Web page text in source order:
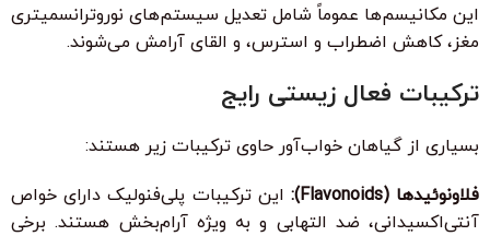
این مکانیسم‌ها عموماً شامل تعدیل سیستم‌های نوروترانسمیتری
مغز، کاهش اضطراب و استرس، و القای آرامش می‌شوند.
ترکیبات فعال زیستی رایج
بسیاری از گیاهان خواب‌آور حاوی ترکیبات زیر هستند:
فلاونوئیدها (Flavonoids):
این ترکیبات پلی‌فنولیک دارای خواص
آنتی‌اکسیدانی، ضد التهابی و به ویژه آرام‌بخش هستند. برخی